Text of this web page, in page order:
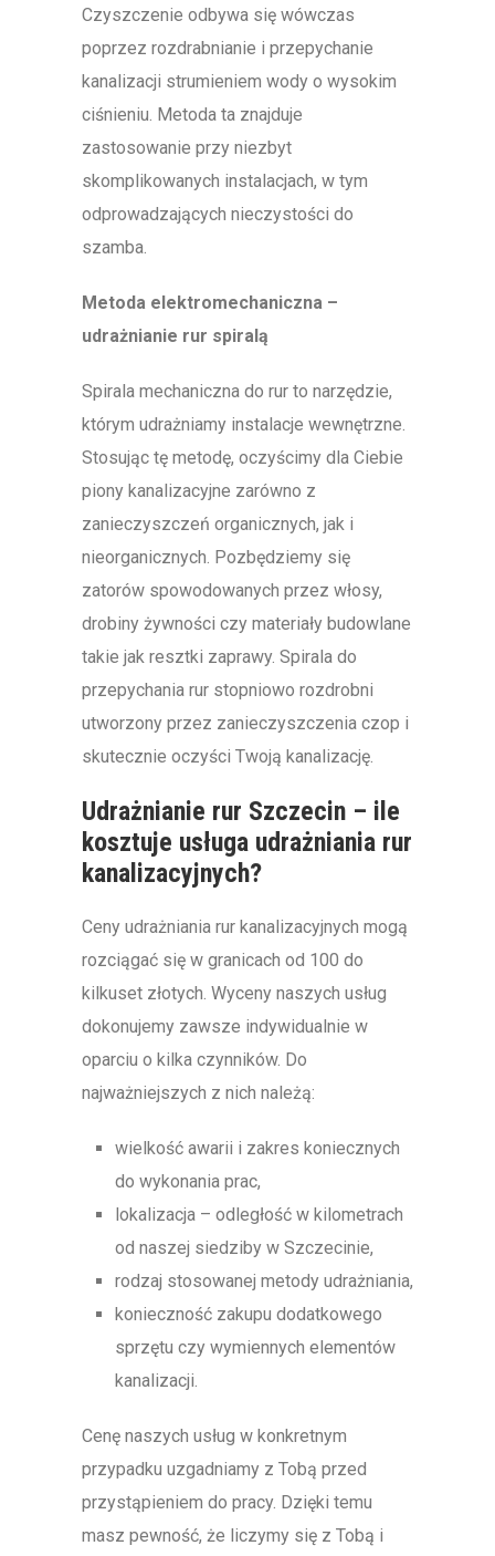
Czyszczenie odbywa się wówczas
poprzez rozdrabnianie i przepychanie
kanalizacji strumieniem wody o wysokim
ciśnieniu. Metoda ta znajduje
zastosowanie przy niezbyt
skomplikowanych instalacjach, w tym
odprowadzających nieczystości do
szamba.
Metoda elektromechaniczna –
udrażnianie rur spiralą
Spirala mechaniczna do rur to narzędzie,
którym udrażniamy instalacje wewnętrzne.
Stosując tę metodę, oczyścimy dla Ciebie
piony kanalizacyjne zarówno z
zanieczyszczeń organicznych, jak i
nieorganicznych. Pozbędziemy się
zatorów spowodowanych przez włosy,
drobiny żywności czy materiały budowlane
takie jak resztki zaprawy. Spirala do
przepychania rur stopniowo rozdrobni
utworzony przez zanieczyszczenia czop i
skutecznie oczyści Twoją kanalizację.
Udrażnianie rur Szczecin – ile
kosztuje usługa udrażniania rur
kanalizacyjnych?
Ceny udrażniania rur kanalizacyjnych mogą
rozciągać się w granicach od 100 do
kilkuset złotych. Wyceny naszych usług
dokonujemy zawsze indywidualnie w
oparciu o kilka czynników. Do
najważniejszych z nich należą:
wielkość awarii i zakres koniecznych
do wykonania prac,
lokalizacja – odległość w kilometrach
od naszej siedziby w Szczecinie,
rodzaj stosowanej metody udrażniania,
konieczność zakupu dodatkowego
sprzętu czy wymiennych elementów
kanalizacji.
Cenę naszych usług w konkretnym
przypadku uzgadniamy z Tobą przed
przystąpieniem do pracy. Dzięki temu
masz pewność, że liczymy się z Tobą i